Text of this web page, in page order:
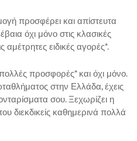
προσφέρει και απίστευτα
όχι μόνο στις κλασικές
αμέτρητες ειδικές αγορές*.
προσφορές* και όχι μόνο.
στην Ελλάδα, έχεις
σου. Ξεχωρίζει η
διεκδικείς καθημερινά πολλά